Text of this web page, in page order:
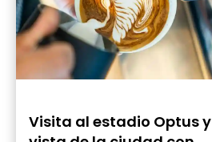
Visita al estadio Optus y